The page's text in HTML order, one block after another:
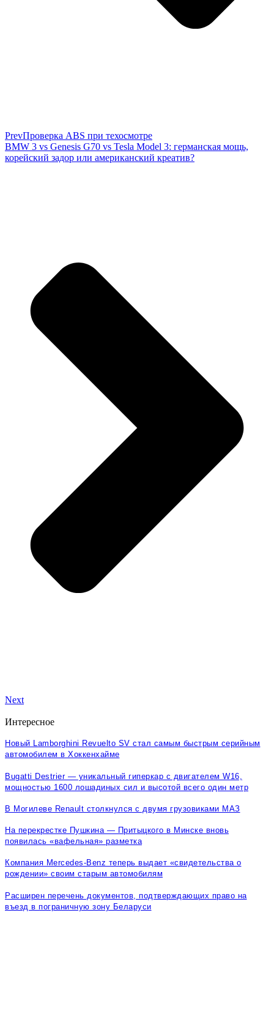
PrevПроверка ABS при техосмотре
BMW 3 vs Genesis G70 vs Tesla Model 3: германская мощь,
корейский задор или американский креатив?
Next
Интересное
Новый Lamborghini Revuelto SV стал самым быстрым серийным
автомобилем в Хоккенхайме
Bugatti Destrier — уникальный гиперкар с двигателем W16,
мощностью 1600 лошадиных сил и высотой всего один метр
В Могилеве Renault столкнулся с двумя грузовиками МАЗ
На перекрестке Пушкина — Притыцкого в Минске вновь
появилась «вафельная» разметка
Компания Mercedes-Benz теперь выдает «свидетельства о
рождении» своим старым автомобилям
Расширен перечень документов, подтверждающих право на
въезд в пограничную зону Беларуси